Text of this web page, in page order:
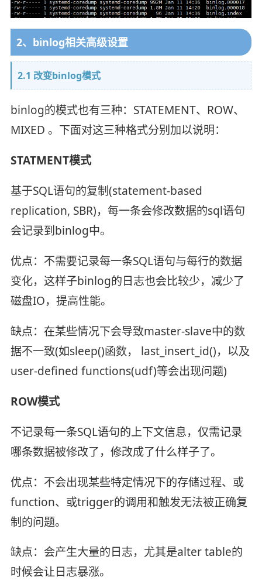
2、binlog相关高级设置
2.1 改变binlog模式
binlog的模式也有三种：STATEMENT、ROW、
MIXED 。下面对这三种格式分别加以说明：
STATMENT模式
基于SQL语句的复制(statement-based
replication, SBR)，每一条会修改数据的sql语句
会记录到binlog中。
优点：不需要记录每一条SQL语句与每行的数据
变化，这样子binlog的日志也会比较少，减少了
磁盘IO，提高性能。
缺点：在某些情况下会导致master-slave中的数
据不一致(如sleep()函数， last_insert_id()，以及
user-defined functions(udf)等会出现问题)
ROW模式
不记录每一条SQL语句的上下文信息，仅需记录
哪条数据被修改了，修改成了什么样子了。
优点：不会出现某些特定情况下的存储过程、或
function、或trigger的调用和触发无法被正确复
制的问题。
缺点：会产生大量的日志，尤其是alter table的
时候会让日志暴涨。